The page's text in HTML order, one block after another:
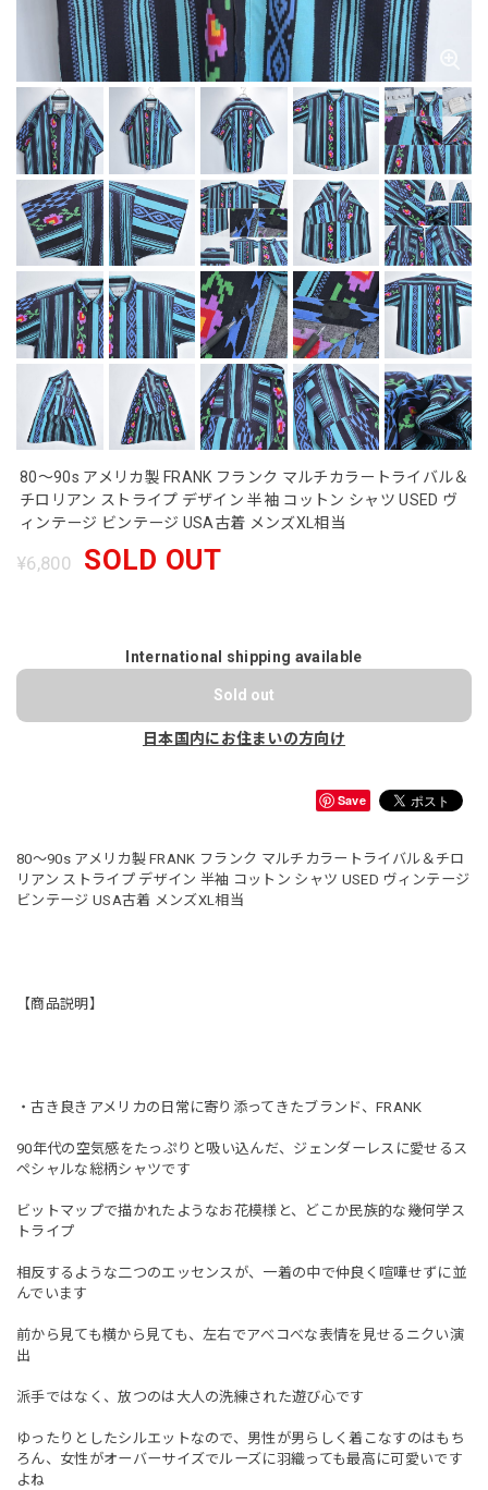
80～90s アメリカ製 FRANK フランク マルチカラートライバル＆
チロリアン ストライプ デザイン 半袖 コットン シャツ USED ヴ
ィンテージ ビンテージ USA古着 メンズXL相当
¥6,800 SOLD OUT
International shipping available
Sold out
日本国内にお住まいの方向け
Save
80～90s アメリカ製 FRANK フランク マルチカラートライバル＆チロ
リアン ストライプ デザイン 半袖 コットン シャツ USED ヴィンテージ
ビンテージ USA古着 メンズXL相当
【商品説明】
・古き良きアメリカの日常に寄り添ってきたブランド、FRANK
90年代の空気感をたっぷりと吸い込んだ、ジェンダーレスに愛せるス
ペシャルな総柄シャツです
ビットマップで描かれたようなお花模様と、どこか民族的な幾何学ス
トライプ
相反するような二つのエッセンスが、一着の中で仲良く喧嘩せずに並
んでいます
前から見ても横から見ても、左右でアべコべな表情を見せるニクい演
出
派手ではなく、放つのは大人の洗練された遊び心です
ゆったりとしたシルエットなので、男性が男らしく着こなすのはもち
ろん、女性がオーバーサイズでルーズに羽織っても最高に可愛いです
よね